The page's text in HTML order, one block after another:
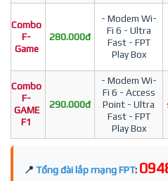
Combo
F-
Game
280.000đ
- Modem Wi-
Fi 6 - Ultra
Fast - FPT
Play Box
Combo
F-
GAME
F1
290.000đ
- Modem Wi-
Fi 6 - Access
Point - Ultra
Fast - FPT
Play Box
📍 Tổng đài lắp mạng FPT: